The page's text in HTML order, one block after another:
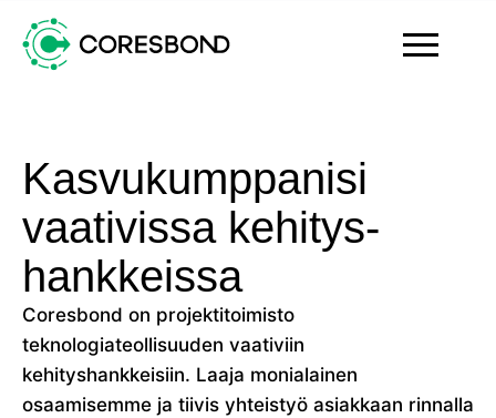
Kasvukumppanisi
vaativissa kehitys-
hankkeissa
Coresbond on projektitoimisto
teknologiateollisuuden vaativiin
kehityshankkeisiin. Laaja monialainen
osaamisemme ja tiivis yhteistyö asiakkaan rinnalla